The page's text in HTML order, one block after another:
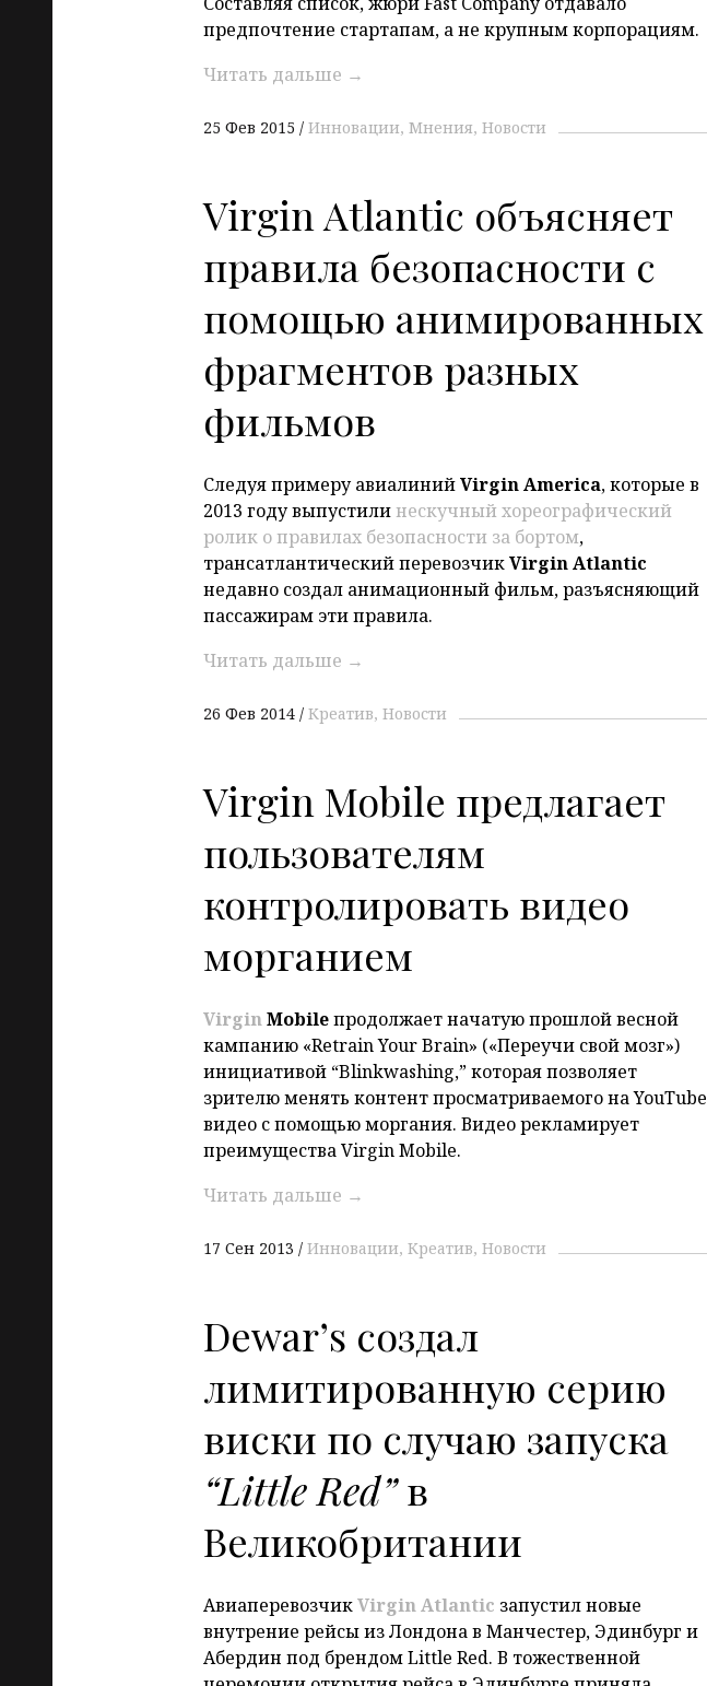
предпочтение стартапам, а не крупным корпорациям.
Читать дальше →
25 Фев 2015 Инновации Мнения Новости
Virgin Atlantic объясняет
правила безопасности с
помощью анимированных
фрагментов разных
фильмов
Следуя примеру авиалинийVirgin America, которые в
2013 году выпустили нескучный хореографический
ролик о правилах безопасности за бортом,
трансатлантический перевозчикVirgin Atlantic
недавно создал анимационный фильм, разъясняющий
пассажирам эти правила.
Читать дальше →
26 Фев 2014 Креатив Новости
Virgin Mobile предлагает
пользователям
контролировать видео
морганием
Virgin Mobileпродолжает начатую прошлой весной
кампанию «Retrain Your Brain» («Переучи свой мозг»)
инициативой “Blinkwashing,” которая позволяет
зрителю менять контент просматриваемого на YouTube
видео с помощью моргания. Видео рекламирует
преимущества Virgin Mobile.
Читать дальше →
17 Сен 2013 Инновации Креатив Новости
Dewar’s создал
лимитированную серию
виски по случаю запуска
“Little Red”в
Великобритании
P
АвиаперевозчикVirgin Atlantic запустил новыe
внутрение рейсы из Лондона в Манчестер, Эдинбург и
Абердин под брендом Little Red. В тожественной